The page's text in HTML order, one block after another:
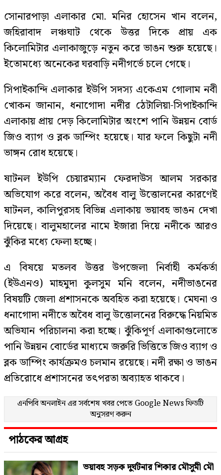
সোনারপাড়া এলাকার মো. মনির হোসেন খান বলেন,
জহিরাবাদ লঞ্চঘাট থেকে উত্তর দিকে প্রায় এক
কিলোমিটার এলাকাজুড়ে নতুন করে ভাঙন শুরু হয়েছে।
ইতোমধ্যে অনেকের ঘরবাড়ি নদীগর্ভে চলে গেছে।
সিপাইকান্দি এলাকার ইউপি সদস্য একেএম গোলাম নবী
খোকন জানান, ধনাগোদা নদীর ঠেটালিয়া-সিপাইকান্দি
এলাকায় প্রায় দেড় কিলোমিটার অংশে পানি উন্নয়ন বোর্ড
জিও ব্যাগ ও ব্লক ডাম্পিং হয়েছে। যার ফলে কিছুটা নদী
ভাঙ্গন রোধ হয়েছে।
ষাটনল ইউপি চেয়ারম্যান ফেরদাউস আলম সরকার
অভিযোগ করে বলেন, অবৈধ বালু উত্তোলনের কারণেই
ষাটনল, কালিপুরসহ বিভিন্ন এলাকায় ভয়াবহ ভাঙন দেখা
দিয়েছে। বালুমহালের নামে ইজারা দিয়ে নদীকে আরও
ঝুঁকির মধ্যে ফেলা হচ্ছে।
এ বিষয়ে মতলব উত্তর উপজেলা নির্বাহী কর্মকর্তা
(ইউএনও) মাহমুদা কুলসুম মনি বলেন, নদীভাঙনের
বিষয়টি জেলা প্রশাসনকে অবহিত করা হয়েছে। মেঘনা ও
ধনাগোদা নদীতে অবৈধ বালু উত্তোলনের বিরুদ্ধে নিয়মিত
অভিযান পরিচালনা করা হচ্ছে। ঝুঁকিপূর্ণ এলাকাগুলোতে
পানি উন্নয়ন বোর্ডের মাধ্যমে জরুরি ভিত্তিতে জিও ব্যাগ ও
ব্লক ডাম্পিং কার্যক্রমও চলমান রয়েছে। নদী রক্ষা ও ভাঙন
প্রতিরোধে প্রশাসনের তৎপরতা অব্যাহত থাকবে।
এনপিবি অনলাইন এর সর্বশেষ খবর পেতে Google Newsফিডটি
অনুসরণ করুন
পাঠকের আগ্রহ
ভয়াবহ সড়ক দুর্ঘটনার শিকার মৌসুমী মৌ